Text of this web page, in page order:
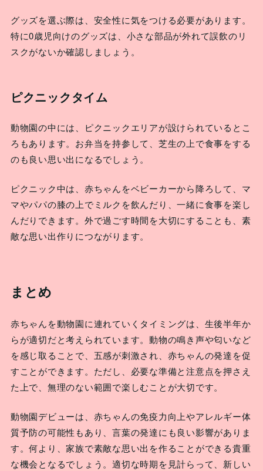
グッズを選ぶ際は、安全性に気をつける必要があります。
特に0歳児向けのグッズは、小さな部品が外れて誤飲のリ
スクがないか確認しましょう。
ピクニックタイム
動物園の中には、ピクニックエリアが設けられているとこ
ろもあります。お弁当を持参して、芝生の上で食事をする
のも良い思い出になるでしょう。
ピクニック中は、赤ちゃんをベビーカーから降ろして、マ
マやパパの膝の上でミルクを飲んだり、一緒に食事を楽し
んだりできます。外で過ごす時間を大切にすることも、素
敵な思い出作りにつながります。
まとめ
赤ちゃんを動物園に連れていくタイミングは、生後半年か
らが適切だと考えられています。動物の鳴き声や匂いなど
を感じ取ることで、五感が刺激され、赤ちゃんの発達を促
すことができます。ただし、必要な準備と注意点を押さえ
た上で、無理のない範囲で楽しむことが大切です。
動物園デビューは、赤ちゃんの免疫力向上やアレルギー体
質予防の可能性もあり、言葉の発達にも良い影響がありま
す。何より、家族で素敵な思い出を作ることができる貴重
な機会となるでしょう。適切な時期を見計らって、新しい